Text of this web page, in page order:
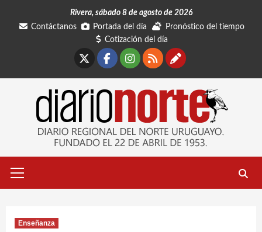
Rivera, sábado 8 de agosto de 2026
Contáctanos
Portada del día
Pronóstico del tiempo
Cotización del día
Facebook
Instagram
RSSContáctanos
primario
Enseñanza